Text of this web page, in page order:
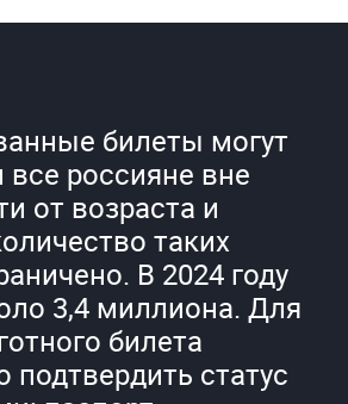
билеты могут
все россияне вне
от возраста и
таких
В 2024 году
3,4 миллиона. Для
билета
подтвердить статус